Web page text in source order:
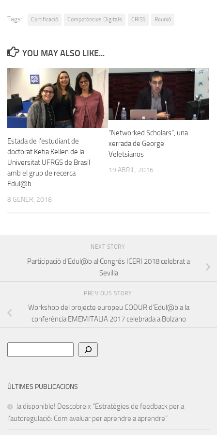
Tags: Certificació Competències Digitals CRISS Reunió
YOU MAY ALSO LIKE...
Estada de l’estudiant de
doctorat Ketia Kellen de la
Universitat UFRGS de Brasil
amb el grup de recerca
Edul@b
8 GENER, 2018
“Networked Scholars”, una
xerrada de George
Veletsianos
19 ABRIL, 2016
NEXT STORY
Participació d’Edul@b al Congrés ICERI 2018 celebrat a
Sevilla
PREVIOUS STORY
Workshop del projecte europeu CODUR d’Edul@b a la
conferència EMEMITALIA 2017 celebrada a Bolzano
ÚLTIMES PUBLICACIONS
Ja disponible! Descobreix “Estratègies de feedback per a
l’autoregulació: Com avaluar per aprendre a aprendre”